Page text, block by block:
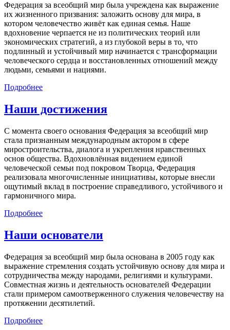
Федерация за всеобщий мир была учреждена как выражение
их жизненного призвания: заложить основу для мира, в
котором человечество живёт как единая семья. Наше
вдохновение черпается не из политических теорий или
экономических стратегий, а из глубокой веры в то, что
подлинный и устойчивый мир начинается с трансформации
человеческого сердца и восстановленных отношений между
людьми, семьями и нациями.
Подробнее
Наши достижения
С момента своего основания Федерация за всеобщий мир
стала признанным международным актором в сфере
миростроительства, диалога и укрепления нравственных
основ общества. Вдохновлённая видением единой
человеческой семьи под покровом Творца, Федерация
реализовала многочисленные инициативы, которые внесли
ощутимый вклад в построение справедливого, устойчивого и
гармоничного мира.
Подробнее
Наши основатели
Федерация за всеобщий мир была основана в 2005 году как
выражение стремления создать устойчивую основу для мира и
сотрудничества между народами, религиями и культурами.
Совместная жизнь и деятельность основателей Федерации
стали примером самоотверженного служения человечеству на
протяжении десятилетий.
Подробнее